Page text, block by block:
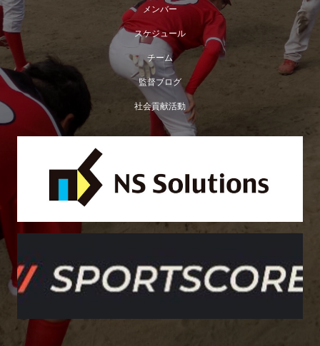
メンバー
スケジュール
チーム
監督ブログ
社会貢献活動